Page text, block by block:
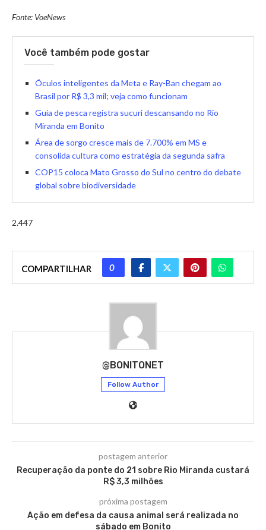
Fonte: VoeNews
Você também pode gostar
Óculos inteligentes da Meta e Ray-Ban chegam ao
Brasil por R$ 3,3 mil; veja como funcionam
Guia de pesca registra sucuri descansando no Rio
Miranda em Bonito
Área de sorgo cresce mais de 7.700% em MS e
consolida cultura como estratégia da segunda safra
COP15 coloca Mato Grosso do Sul no centro do debate
global sobre biodiversidade
2.447
COMPARTILHAR 0
@BONITONET
Follow Author
postagem anterior
Recuperação da ponte do 21 sobre Rio Miranda custará
R$ 3,3 milhões
próxima postagem
Ação em defesa da causa animal será realizada no
sábado em Bonito